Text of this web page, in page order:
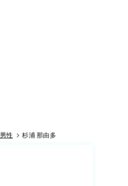
性 杉浦 那由多